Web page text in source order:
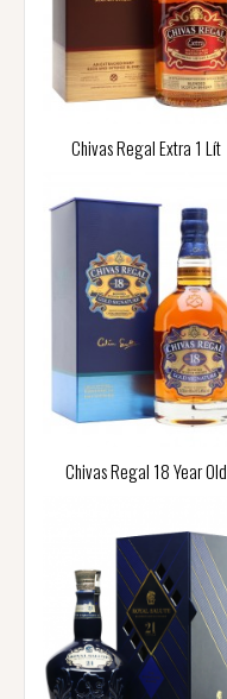
Chivas Regal Extra 1 Lít
Chivas Regal 18 Year Old